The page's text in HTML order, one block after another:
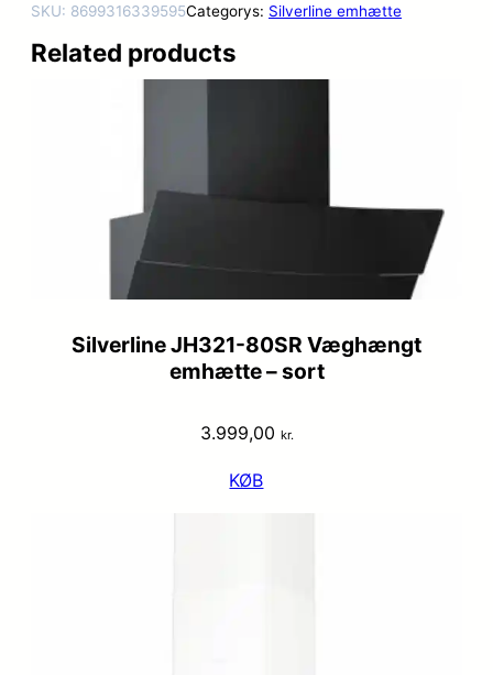
SKU: 8699316339595Categorys: Silverline emhætte
Related products
Silverline JH321-80SR Væghængt
emhætte – sort
3.999,00 kr.
KØB